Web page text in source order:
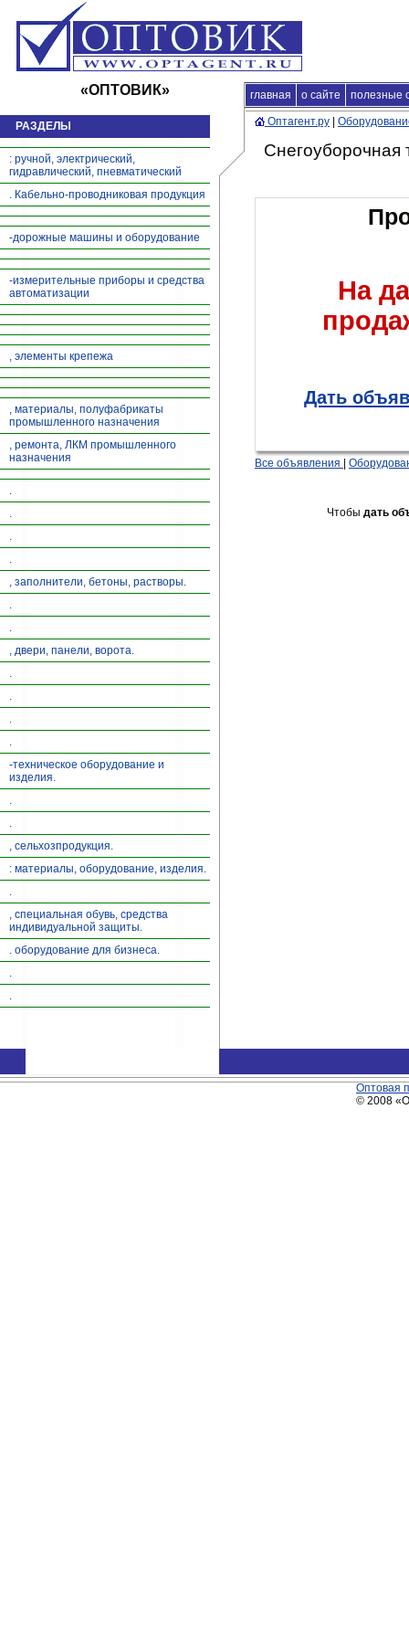
главная о сайте полезные
«ОПТОВИК» Главная|продажа
РАЗДЕЛЫ
: ручной, электрический,
гидравлический, пневматический
. Кабельно-проводниковая продукция
-дорожные машины и оборудование
-измерительные приборы и средства
автоматизации
, элементы крепежа
, материалы, полуфабрикаты
промышленного назначения
, ремонта, ЛКМ промышленного
назначения
.
.
.
.
, заполнители, бетоны, растворы.
.
.
, двери, панели, ворота.
.
.
.
.
-техническое оборудование и
изделия.
.
.
, сельхозпродукция.
: материалы, оборудование, изделия.
.
, специальная обувь, средства
индивидуальной защиты.
. оборудование для бизнеса.
.
.
Оптагент.ру
Снегоуборочная
На
Дать
Все объявления
Чтобы дать
Оптовая
© 2008